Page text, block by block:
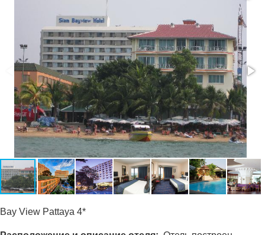
Bay View Pattaya 4*